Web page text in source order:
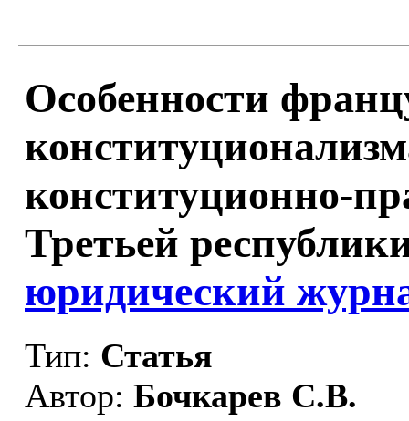
Особенности
конституционно-
Третьей
юридический
Тип: Статья
Автор: Бочкарев С.В.